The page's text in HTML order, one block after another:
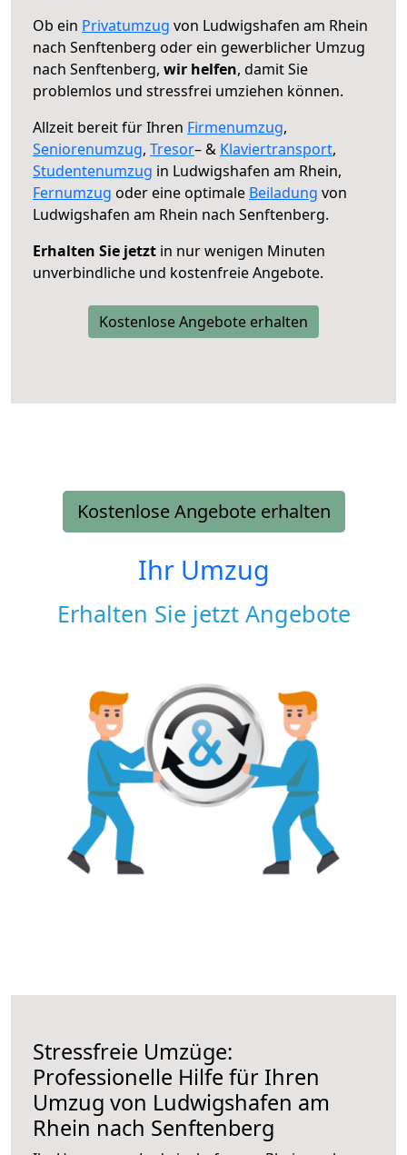
Ob ein Privatumzug von Ludwigshafen am Rhein
nach Senftenberg oder ein gewerblicher Umzug
nach Senftenberg, wir helfen, damit Sie
problemlos und stressfrei umziehen können.
Allzeit bereit für Ihren Firmenumzug,
Seniorenumzug, Tresor– & Klaviertransport,
Studentenumzug in Ludwigshafen am Rhein,
Fernumzug oder eine optimale Beiladung von
Ludwigshafen am Rhein nach Senftenberg.
Erhalten Sie jetzt in nur wenigen Minuten
unverbindliche und kostenfreie Angebote.
Kostenlose Angebote erhalten
Kostenlose Angebote erhalten
Ihr Umzug
Erhalten Sie jetzt Angebote
Stressfreie Umzüge:
Professionelle Hilfe für Ihren
Umzug von Ludwigshafen am
Rhein nach Senftenberg